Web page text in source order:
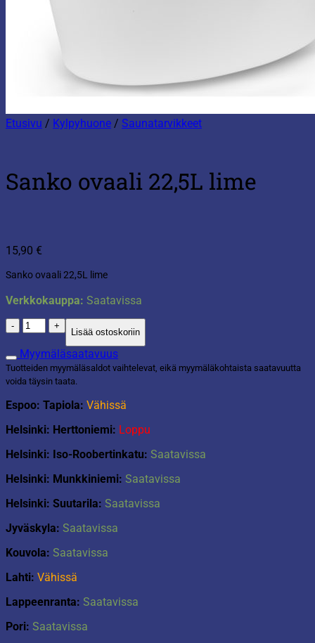
Etusivu / Kylpyhuone / Saunatarvikkeet
Sanko ovaali 22,5L lime
15,90 €
Sanko ovaali 22,5L lime
Verkkokauppa: Saatavissa
Sanko
ovaali
22,5L
lime
määrä
Lisää ostoskoriin
Myymäläsaatavuus
Tuotteiden myymäläsaldot vaihtelevat, eikä myymäläkohtaista saatavuutta
voida täysin taata.
Espoo: Tapiola: Vähissä
Helsinki: Herttoniemi: Loppu
Helsinki: Iso-Roobertinkatu: Saatavissa
Helsinki: Munkkiniemi: Saatavissa
Helsinki: Suutarila: Saatavissa
Jyväskyla: Saatavissa
Kouvola: Saatavissa
Lahti: Vähissä
Lappeenranta: Saatavissa
Pori: Saatavissa